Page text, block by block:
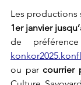
Les productions
1er janvier
de
ou par courrier